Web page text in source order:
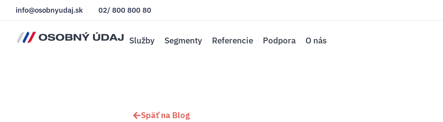
info@osobnyudaj.sk 02/ 800 800 80
Služby Segmenty Referencie Podpora O nás
Späť na Blog